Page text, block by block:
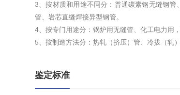
3、按材质和用途不同分：普通碳素钢无缝钢
管、岩芯直缝焊接异型钢管。
4、按专门用途分：锅炉用无缝管、化工电力用，
5、按制造方法分：热轧（挤压）管、冷拔（轧
鉴定标准